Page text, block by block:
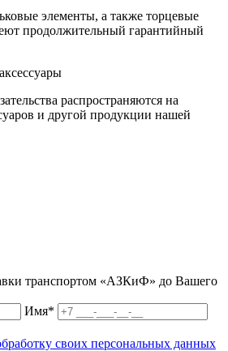
элементы, а также торцевые
продолжительный гарантийный
распространяются на
и другой продукции нашей
транспортом «АЗКиФ» до Вашего
Имя*
своих персональных данных